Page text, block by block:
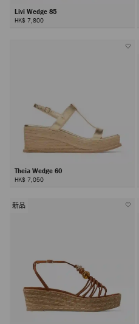
Livi Wedge 85
HK$ 7,800
Theia Wedge 60
HK$ 7,050
新品